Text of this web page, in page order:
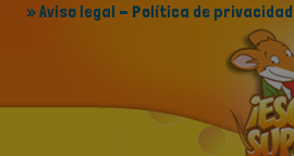
» Aviso legal - Política de privacidad